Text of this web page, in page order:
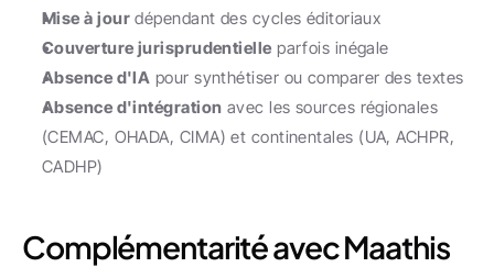
Mise à jour dépendant des cycles éditoriaux
Couverture jurisprudentielle parfois inégale
Absence d'IA pour synthétiser ou comparer des textes
Absence d'intégration avec les sources régionales
(CEMAC, OHADA, CIMA) et continentales (UA, ACHPR,
CADHP)
Complémentarité avec Maathis